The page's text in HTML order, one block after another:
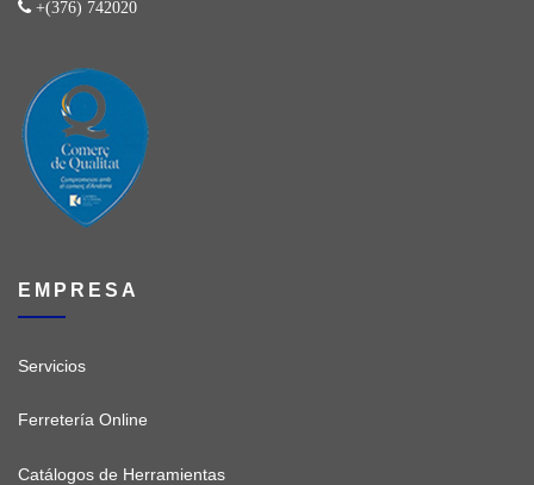
+(376) 742020
EMPRESA
Servicios
Ferretería Online
Catálogos de Herramientas